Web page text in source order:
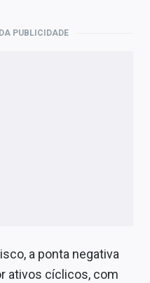
PUBLICIDADE
a ponta negativa
ativos cíclicos, com